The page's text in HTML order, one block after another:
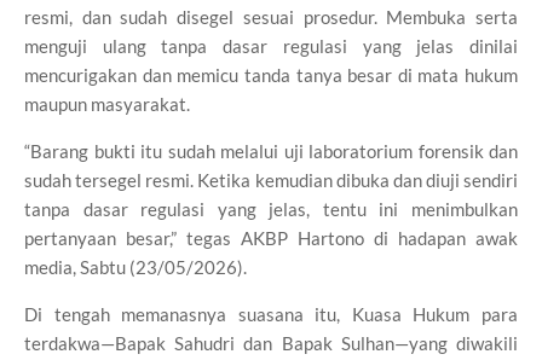
resmi, dan sudah disegel sesuai prosedur. Membuka serta
menguji ulang tanpa dasar regulasi yang jelas dinilai
mencurigakan dan memicu tanda tanya besar di mata hukum
maupun masyarakat.
“Barang bukti itu sudah melalui uji laboratorium forensik dan
sudah tersegel resmi. Ketika kemudian dibuka dan diuji sendiri
tanpa dasar regulasi yang jelas, tentu ini menimbulkan
pertanyaan besar,” tegas AKBP Hartono di hadapan awak
media, Sabtu (23/05/2026).
Di tengah memanasnya suasana itu, Kuasa Hukum para
terdakwa—Bapak Sahudri dan Bapak Sulhan—yang diwakili